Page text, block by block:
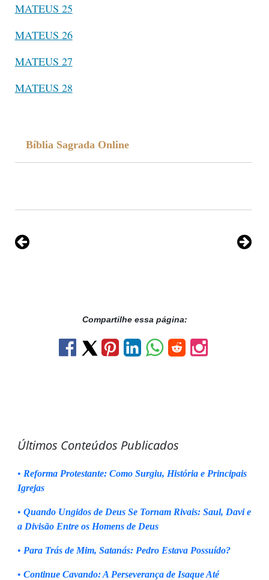
MATEUS 25
MATEUS 26
MATEUS 27
MATEUS 28
Bíblia Sagrada Online
Compartilhe essa página:
Últimos Conteúdos Publicados
• Reforma Protestante: Como Surgiu, História e Principais
Igrejas
• Quando Ungidos de Deus Se Tornam Rivais: Saul, Davi e
a Divisão Entre os Homens de Deus
• Para Trás de Mim, Satanás: Pedro Estava Possuído?
• Continue Cavando: A Perseverança de Isaque Até